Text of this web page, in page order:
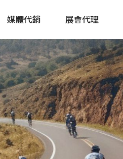
誌 Cycling Update
版 單車志 Bicycling
探索 Outside
書籍
媒體代銷 展會代理